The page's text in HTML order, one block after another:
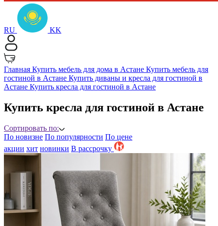
RU KK
Главная Купить мебель для дома в Астане Купить мебель для
гостиной в Астане Купить диваны и кресла для гостиной в
Астане Купить кресла для гостиной в Астане
Купить кресла для гостиной в Астане
Сортировать по:
По новизне По популярности По цене
акции хит новинки B рассрочку